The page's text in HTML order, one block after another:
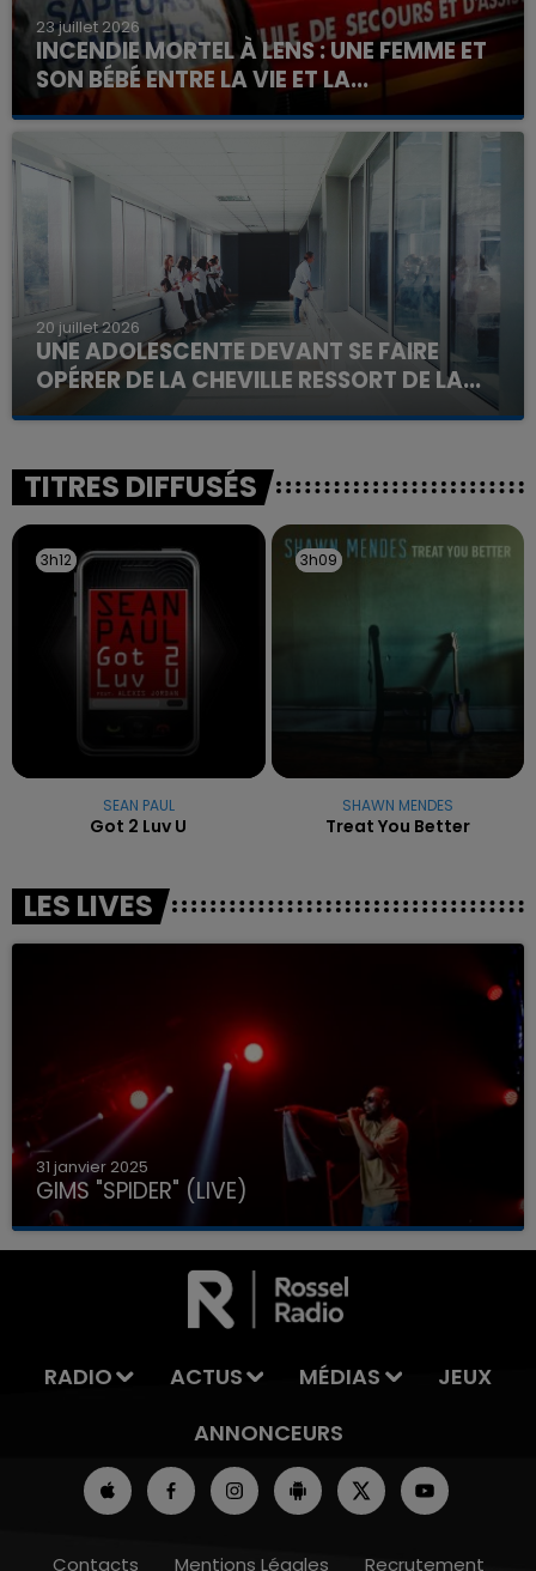
23 juillet 2026
INCENDIE MORTEL À LENS : UNE FEMME ET
SON BÉBÉ ENTRE LA VIE ET LA...
Un homme s'est immolé par le feu après avoir
aspergé sa compagne et leur bébé de trois mois
d'un liquide inflammable.
20 juillet 2026
UNE ADOLESCENTE DEVANT SE FAIRE
OPÉRER DE LA CHEVILLE RESSORT DE LA...
La famille a porté plainte contre la clinique qui a
excuses.
TITRES DIFFUSÉS
3h12
3h12
SEAN PAUL
Got 2 Luv U
3h09
3h09
SHAWN MENDES
Treat You Better
LES LIVES
31 janvier 2025
GIMS "SPIDER" (LIVE)
RADIO ACTUS MÉDIAS
JEUX
ANNONCEURS
Contacts Mentions Légales Recrutement